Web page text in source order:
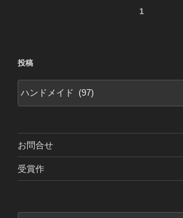
ビ
ー
シ
ン
1
投稿
お問合せ
受賞作